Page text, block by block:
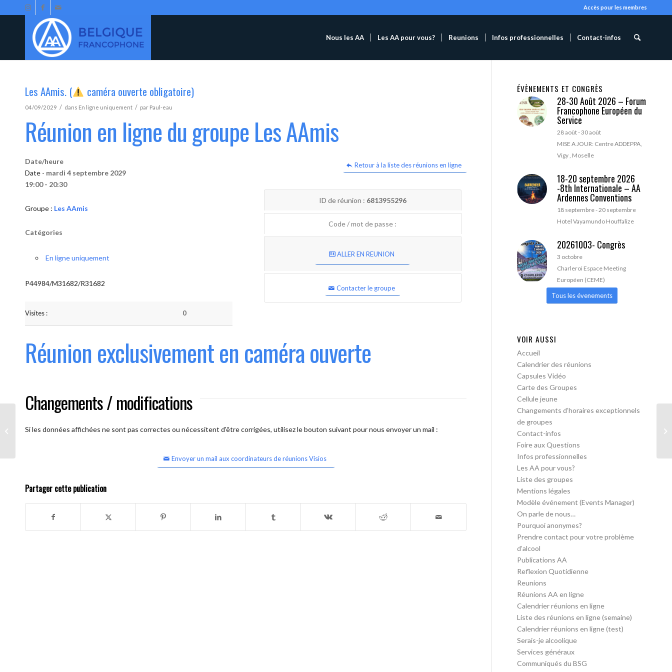
Accès pour les membres
Nous les AA Les AA pour vous? Reunions Infos professionnelles Contact-infos
Les AAmis. ( caméra ouverte obligatoire)
04/09/2029 / dans En ligne uniquement / par Paul-eau
Réunion en ligne du groupe Les AAmis
Retour à la liste des réunions en ligne
Date/heure
Date - mardi 4 septembre 2029
19:00 - 20:30
Groupe : Les AAmis
Catégories
En ligne uniquement
P44984/M31682/R31682
Visites : 0
ID de réunion : 6813955296
Code / mot de passe :
ALLER EN REUNION
Contacter le groupe
Réunion exclusivement en caméra ouverte
Changements / modifications
Si les données affichées ne sont pas correctes ou nécessitent d'être corrigées, utilisez le bouton suivant pour nous envoyer un mail :
Envoyer un mail aux coordinateurs de réunions Visios
Partager cette publication
ÉVÈNEMENTS ET CONGRÈS
28-30 Août 2026 – Forum
Francophone Européen du
Service
28 août-30 août
MISE A JOUR: Centre ADDEPPA,
Vigy , Moselle
18-20 septembre 2026
-8th Internationale – AA
Ardennes Conventions
18 septembre-20 septembre
Hotel Vayamundo Houffalize
20261003- Congrès
3 octobre
Charleroi Espace Meeting
Européen (CEME)
Tous les évenements
VOIR AUSSI
Accueil
Calendrier des réunions
Capsules Vidéo
Carte des Groupes
Cellule jeune
Changements d’horaires exceptionnels
de groupes
Contact-infos
Foire aux Questions
Infos professionnelles
Les AA pour vous?
Liste des groupes
Mentions légales
Modèle événement (Events Manager)
On parle de nous…
Pourquoi anonymes?
Prendre contact pour votre problème
d’alcool
Publications AA
Reflexion Quotidienne
Reunions
Réunions AA en ligne
Calendrier réunions en ligne
Liste des réunions en ligne (semaine)
Calendrier réunions en ligne (test)
Serais-je alcoolique
Services généraux
Communiqués du BSG
Les AAmis. (
caméra ouverte